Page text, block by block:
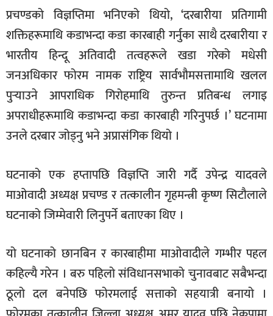
प्रचण्डको विज्ञप्तिमा भनिएको थियो, ‘दरबारीया प्रतिगामी
शक्तिहरूमाथि कडाभन्दा कडा कारबाही गर्नुका साथै दरबारीया र
भारतीय हिन्दू अतिवादी तत्वहरूले खडा गरेको मधेसी
जनअधिकार फोरम नामक राष्ट्रिय सार्वभौमसत्तामाथि खलल
पुर्‍याउने आपराधिक गिरोहमाथि तुरुन्त प्रतिबन्ध लगाइ
अपराधीहरूमाथि कडाभन्दा कडा कारबाही गरिनुपर्छ ।’ घटनामा
उनले दरबार जोड्नु भने अप्रासंगिक थियो ।
घटनाको एक हप्तापछि विज्ञप्ति जारी गर्दै उपेन्द्र यादवले
माओवादी अध्यक्ष प्रचण्ड र तत्कालीन गृहमन्त्री कृष्ण सिटौलाले
घटनाको जिम्मेवारी लिनुपर्ने बताएका थिए ।
यो घटनाको छानबिन र कारबाहीमा माओवादीले गम्भीर पहल
कहिल्यै गरेन । बरु पहिलो संविधानसभाको चुनावबाट सबैभन्दा
ठूलो दल बनेपछि फोरमलाई सत्ताको सहयात्री बनायो ।